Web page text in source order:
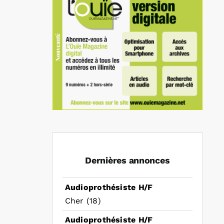
Dernières annonces
Audioprothésiste H/F
Cher (18)
Audioprothésiste H/F